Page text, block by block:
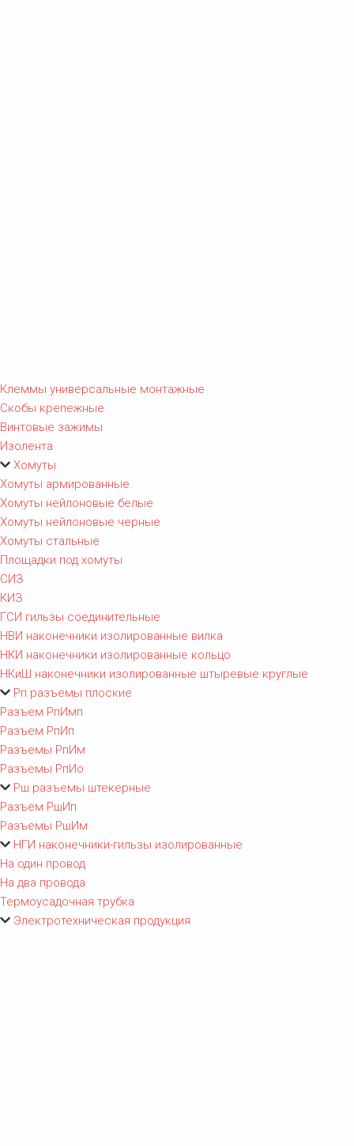
Клеммы универсальные монтажные
Скобы крепежные
Винтовые зажимы
Изолента
Хомуты
Хомуты армированные
Хомуты нейлоновые белые
Хомуты нейлоновые черные
Хомуты стальные
Площадки под хомуты
СИЗ
КИЗ
ГСИ гильзы соединительные
НВИ наконечники изолированные вилка
НКИ наконечники изолированные кольцо
НКиШ наконечники изолированные штыревые круглые
Рп разъемы плоские
Разъем РпИмп
Разъем РпИп
Разъемы РпИм
Разъемы РпИо
Рш разъемы штекерные
Разъем РшИп
Разъемы РшИм
НГИ наконечники-гильзы изолированные
На один провод
На два провода
Термоусадочная трубка
Электротехническая продукция